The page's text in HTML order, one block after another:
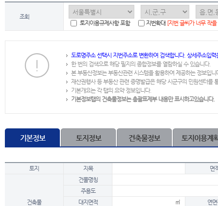
조회
토지이용규제사항 포함
지번확대 [지번 글씨가 너무 작
도로명주소 선택시 지번주소로 변환하여 검색합니다. 상세주소입
한 번의 검색으로 해당 필지의 종합정보를 열람하실 수 있습니다.
본 부동산정보는 부동산관련 시스템을 활용하여 제공하는 정보입니
재산권행사 등 부동산 관련 증명발급은 해당 시군구의 민원센터를
기본개요는 각 탭의 요약 정보입니다.
기본정보탭의 건축물정보는 총괄표제부 내용만 표시하고있습니다.
기본정보 토지정보 건축물정보 토지이용계
토지 지목 면
건축물
건물명칭
주용도
대지면적
㎡
연